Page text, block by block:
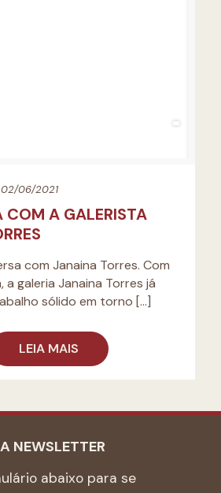
02/06/2021
COM A GALERISTA
com Janaina Torres. Com
galeria Janaina Torres já
sólido em torno […]
LEIA MAIS
NEWSLETTER
abaixo para se